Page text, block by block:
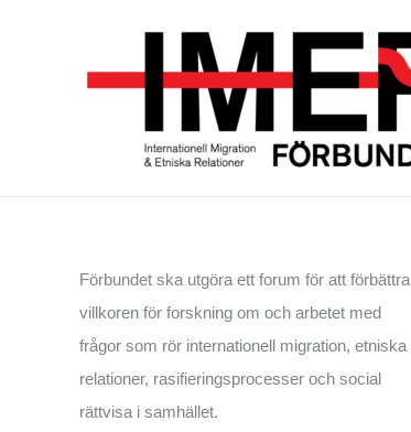
Förbundet ska utgöra ett forum för att förbättra
villkoren för forskning om och arbetet med
frågor som rör internationell migration, etniska
relationer, rasifieringsprocesser och social
rättvisa i samhället.